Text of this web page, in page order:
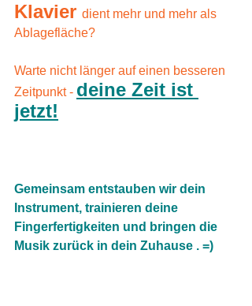
Klavier dient mehr und mehr als
Ablagefläche?
Warte nicht länger auf einen besseren
Zeitpunkt - deine Zeit ist
jetzt!
Gemeinsam entstauben wir dein
Instrument, trainieren deine
Fingerfertigkeiten und bringen die
Musik zurück in dein Zuhause . =)